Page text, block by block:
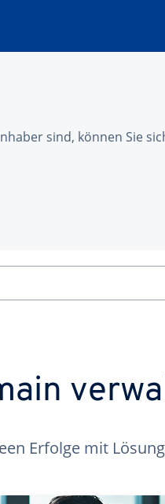
sind, können Sie
Erfolge mit